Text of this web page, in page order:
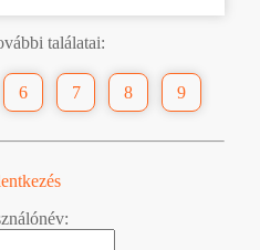
találatai:
6 7 8 9